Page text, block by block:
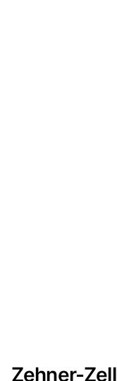
Zehner-